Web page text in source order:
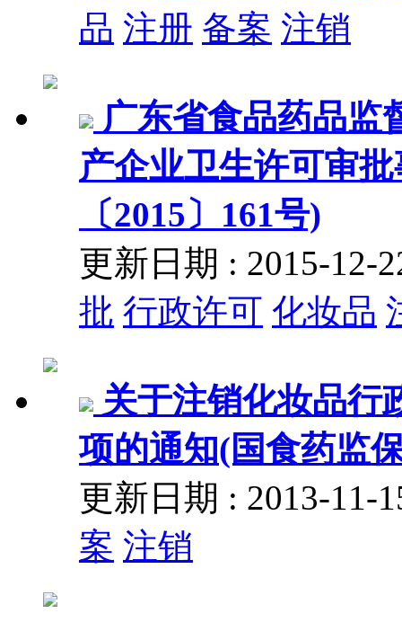
品 注册 备案 注销
广东省食品药品监
产企业卫生许可审
〔2015〕161号)
更新日期 : 2015-12-
批 行政许可 化妆品
关于注销化妆品行
项的通知(国食药监
更新日期 : 2013-11-
案 注销